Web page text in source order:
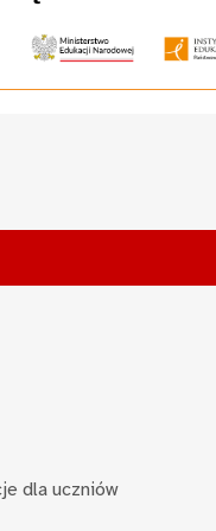
dla uczniów